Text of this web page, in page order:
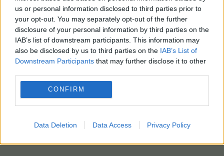
us or personal information disclosed to third parties prior to
your opt-out. You may separately opt-out of the further
disclosure of your personal information by third parties on the
IAB’s list of downstream participants. This information may
also be disclosed by us to third parties on the IAB’s List of
Downstream Participants that may further disclose it to other
CONFIRM
Data Deletion Data Access Privacy Policy